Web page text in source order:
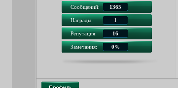
Сообщений: 1365
Награды: 1
Репутация: 16
Замечания: 0%